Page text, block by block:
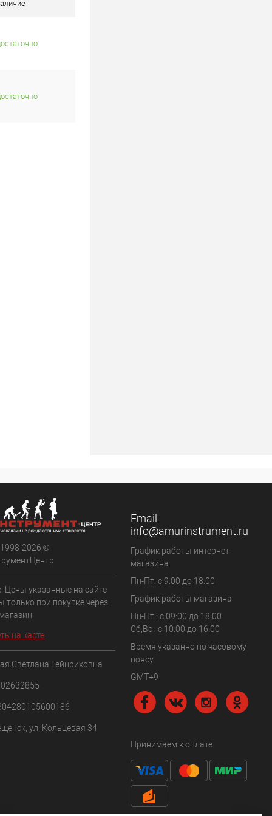
2026 ©
Цены указанные на сайте
только при покупке через
на карте
Светлана Гейнриховна
ул. Кольцевая 34
Email:
info@amurinstrument.ru
График работы интернет
магазина
Пн-Пт: с 9:00 до 18:00
График работы магазина
Пн-Пт : с 09:00 до 18:00
Сб,Вс : c 10:00 до 16:00
Время указанно по часовому
поясу
GMT+9
Принимаем к оплате